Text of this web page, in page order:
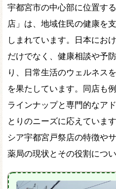
宇都宮市の中心部に位置す
店」は、地域住民の健康を
しまれています。日本にお
だけでなく、健康相談や予
り、日常生活のウェルネス
を果たしています。同店も
ラインナップと専門的なア
とりのニーズに応えていま
シア宇都宮戸祭店の特徴や
薬局の現状とその役割につ